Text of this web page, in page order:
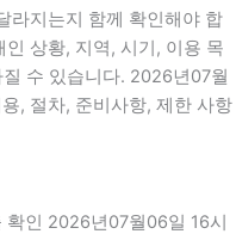
라지는지 함께 확인해야 합
상황, 지역, 시기, 이용 목
수 있습니다. 2026년07월
, 절차, 준비사항, 제한 사항
확인 2026년07월06일 16시